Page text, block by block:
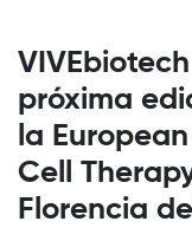
próxima
la
Cell
Florencia